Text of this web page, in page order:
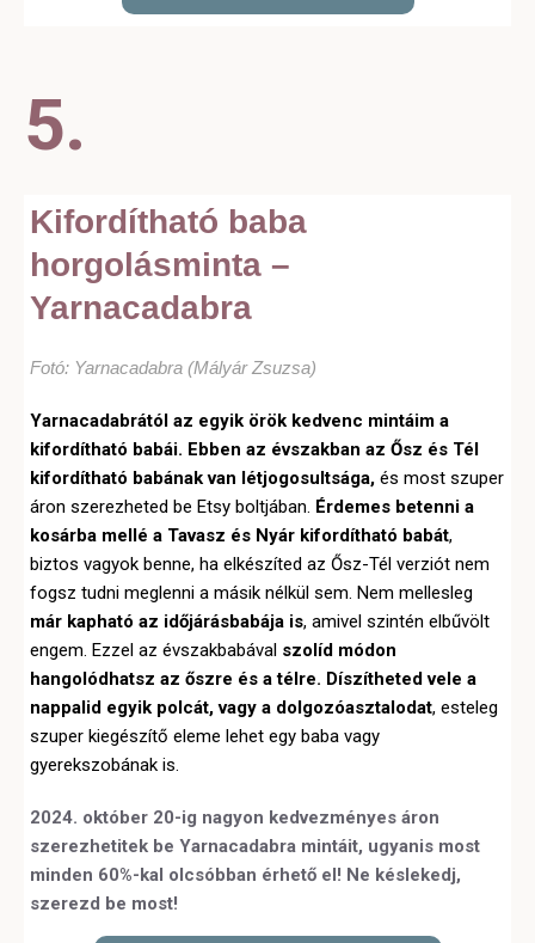
5.
Kifordítható baba
horgolásminta –
Yarnacadabra
Fotó: Yarnacadabra (Mályár Zsuzsa)
Yarnacadabrától az egyik örök kedvenc mintáim a
kifordítható babái. Ebben az évszakban az Ősz és Tél
kifordítható babának van létjogosultsága, és most szuper
áron szerezheted be Etsy boltjában. Érdemes betenni a
kosárba mellé a Tavasz és Nyár kifordítható babát,
biztos vagyok benne, ha elkészíted az Ősz-Tél verziót nem
fogsz tudni meglenni a másik nélkül sem. Nem mellesleg
már kapható az időjárásbabája is, amivel szintén elbűvölt
engem. Ezzel az évszakbabával szolíd módon
hangolódhatsz az őszre és a télre. Díszítheted vele a
nappalid egyik polcát, vagy a dolgozóasztalodat, esteleg
szuper kiegészítő eleme lehet egy baba vagy
gyerekszobának is.
2024. október 20-ig nagyon kedvezményes áron
szerezhetitek be Yarnacadabra mintáit, ugyanis most
minden 60%-kal olcsóbban érhető el! Ne késlekedj,
szerezd be most!